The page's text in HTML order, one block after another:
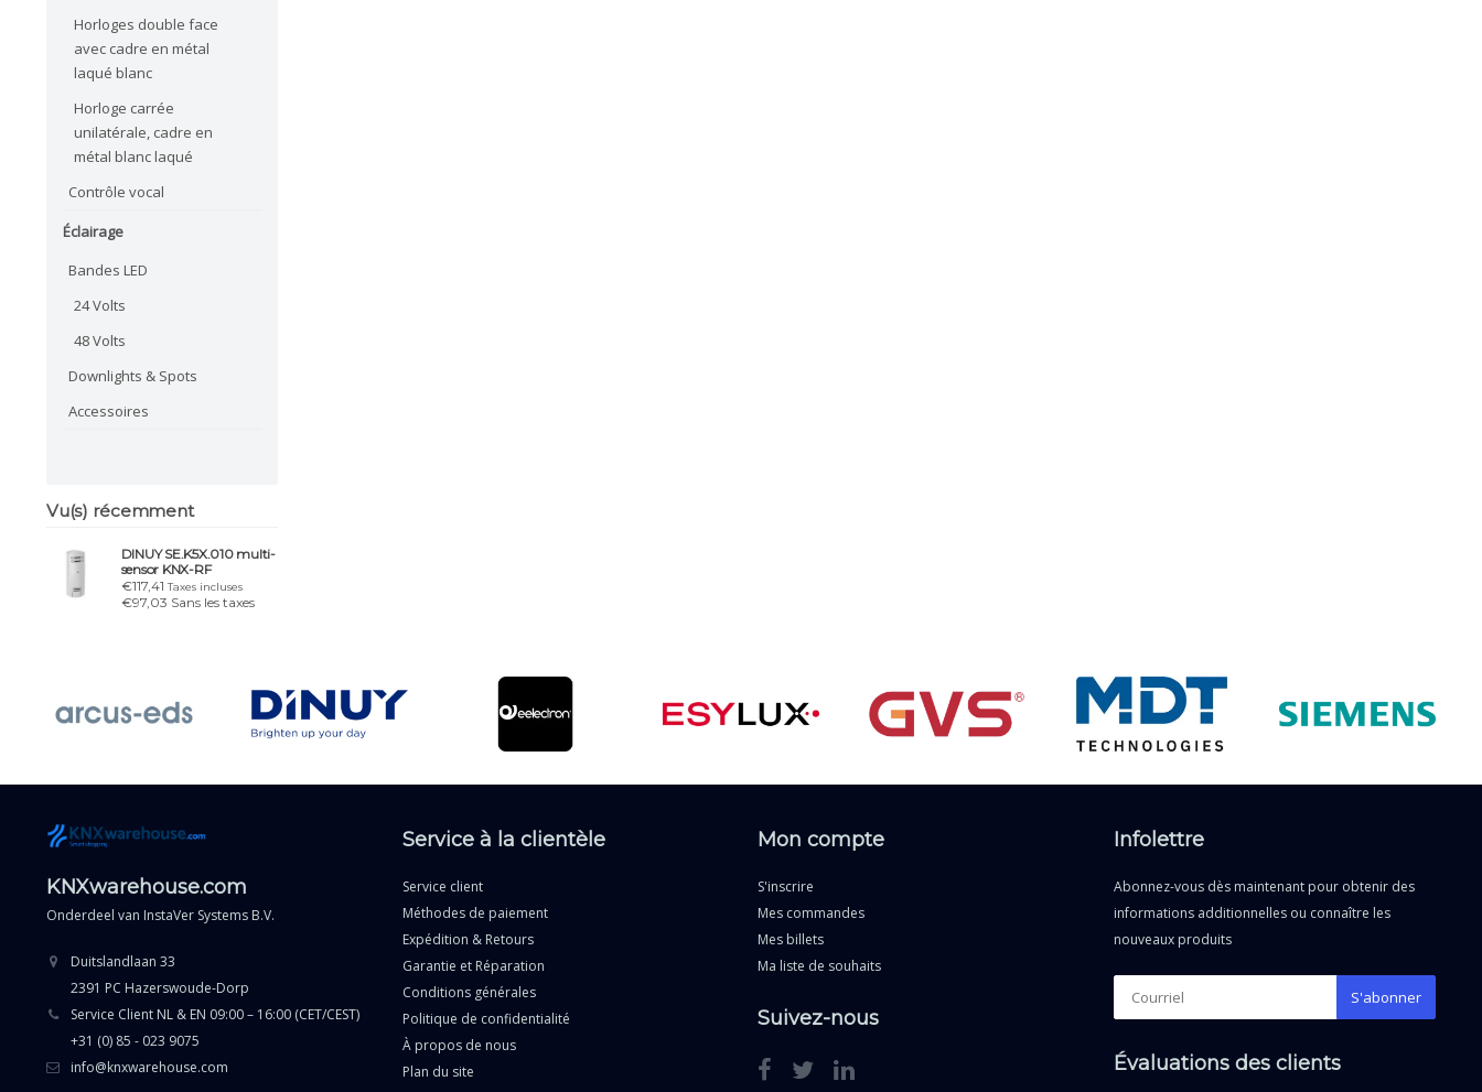
Horloges double face
avec cadre en métal
laqué blanc
Horloge carrée
unilatérale, cadre en
métal blanc laqué
Contrôle vocal
Éclairage
Bandes LED
24 Volts
48 Volts
Downlights & Spots
Accessoires
Vu(s) récemment
DINUY SE.K5X.010 multi-
sensor KNX-RF
€117,41Taxes incluses
€97,03 Sans les taxes
KNXwarehouse.com
Onderdeel van InstaVer Systems B.V.
Duitslandlaan 33
2391 PC Hazerswoude-Dorp
Service Client NL & EN 09:00 – 16:00 (CET/CEST)
+31 (0) 85 - 023 9075
info@knxwarehouse.com
Service à la clientèle
Service client
Méthodes de paiement
Expédition & Retours
Garantie et Réparation
Conditions générales
Politique de confidentialité
À propos de nous
Plan du site
Mon compte
S'inscrire
Mes commandes
Mes billets
Ma liste de souhaits
Suivez-nous
Infolettre
Abonnez-vous dès maintenant pour obtenir des
informations additionnelles ou connaître les
nouveaux produits
S'abonner
Évaluations des clients